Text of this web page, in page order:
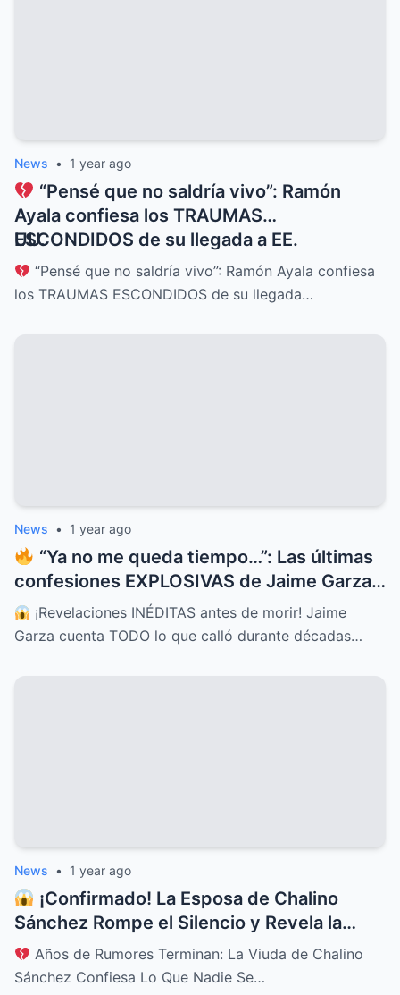
News • 1 year ago
“Pensé que no saldría vivo”: Ramón
Ayala confiesa los TRAUMAS
ESCONDIDOS de su llegada a EE.
UU.
“Pensé que no saldría vivo”: Ramón Ayala confiesa
los TRAUMAS ESCONDIDOS de su llegada…
News • 1 year ago
“Ya no me queda tiempo…”: Las últimas
confesiones EXPLOSIVAS de Jaime Garza
que lo cambian TODO
¡Revelaciones INÉDITAS antes de morir! Jaime
Garza cuenta TODO lo que calló durante décadas…
News • 1 year ago
¡Confirmado! La Esposa de Chalino
Sánchez Rompe el Silencio y Revela la
Verdad Que Todos Sospechaban
Años de Rumores Terminan: La Viuda de Chalino
Sánchez Confiesa Lo Que Nadie Se…